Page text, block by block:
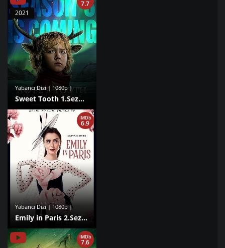
Yabancı Dizi | 1080p |
Sweet Tooth 1.Sezon izle
7.7
2021
Yabancı Dizi | 1080p |
Emily in Paris 2.Sezon izle
IMDb
6.9
IMDb
7.6